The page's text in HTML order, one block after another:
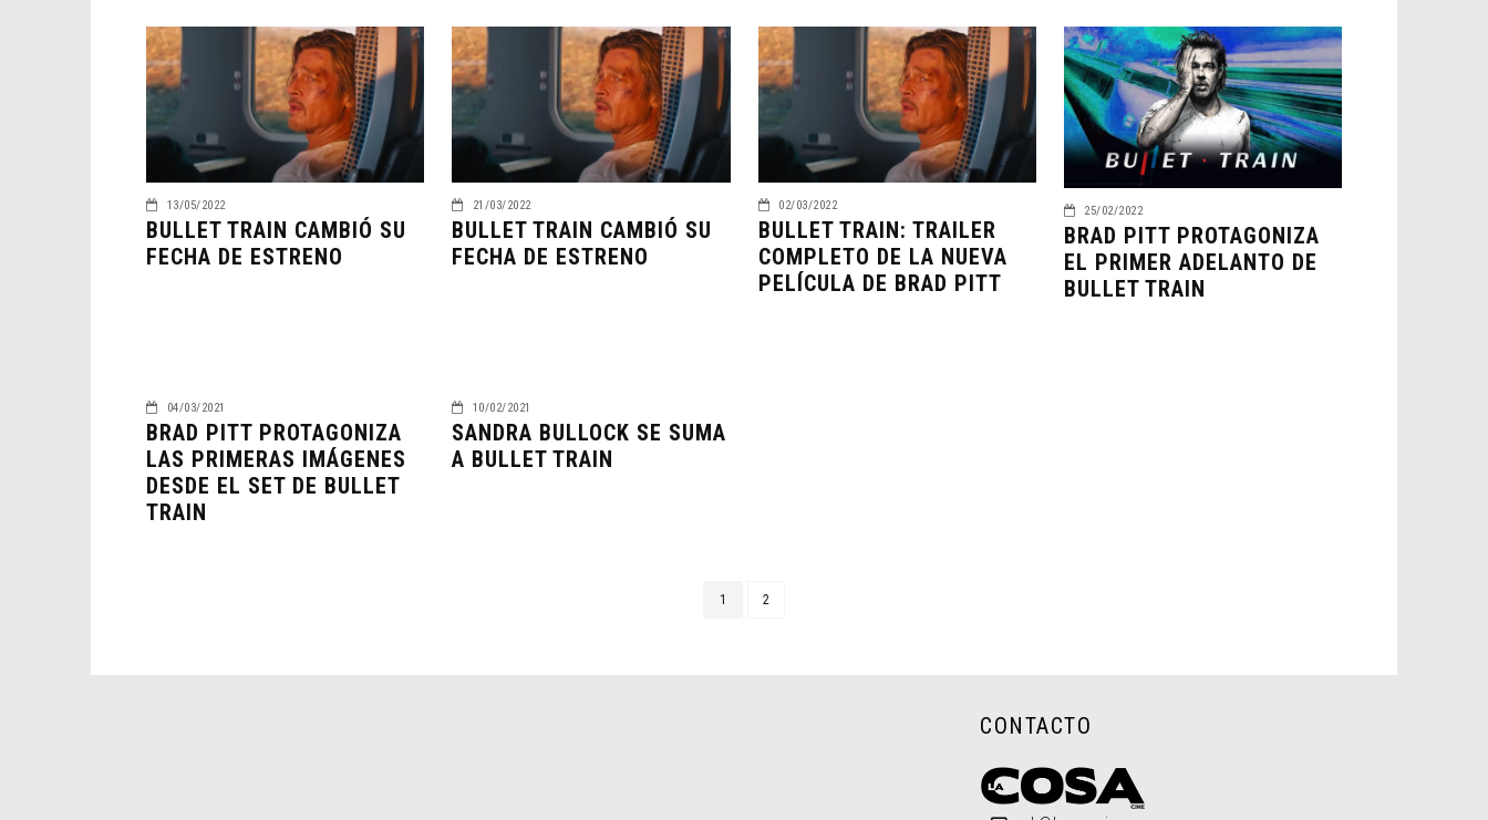
13/05/2022
BULLET TRAIN CAMBIÓ SU
FECHA DE ESTRENO
21/03/2022
BULLET TRAIN CAMBIÓ SU
FECHA DE ESTRENO
02/03/2022
BULLET TRAIN: TRAILER
COMPLETO DE LA NUEVA
PELÍCULA DE BRAD PITT
25/02/2022
BRAD PITT PROTAGONIZA
EL PRIMER ADELANTO DE
BULLET TRAIN
04/03/2021
BRAD PITT PROTAGONIZA
LAS PRIMERAS IMÁGENES
DESDE EL SET DE BULLET
TRAIN
10/02/2021
SANDRA BULLOCK SE SUMA
A BULLET TRAIN
1 2
CONTACTO